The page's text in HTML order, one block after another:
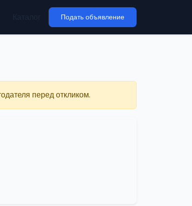
Подать объявление
перед откликом.